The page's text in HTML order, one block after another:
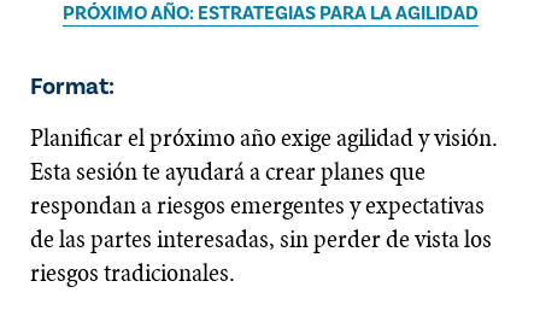
PRÓXIMO AÑO: ESTRATEGIAS PARA LA AGILIDAD
Format:
Planificar el próximo año exige agilidad y visión.
Esta sesión te ayudará a crear planes que
respondan a riesgos emergentes y expectativas
de las partes interesadas, sin perder de vista los
riesgos tradicionales.